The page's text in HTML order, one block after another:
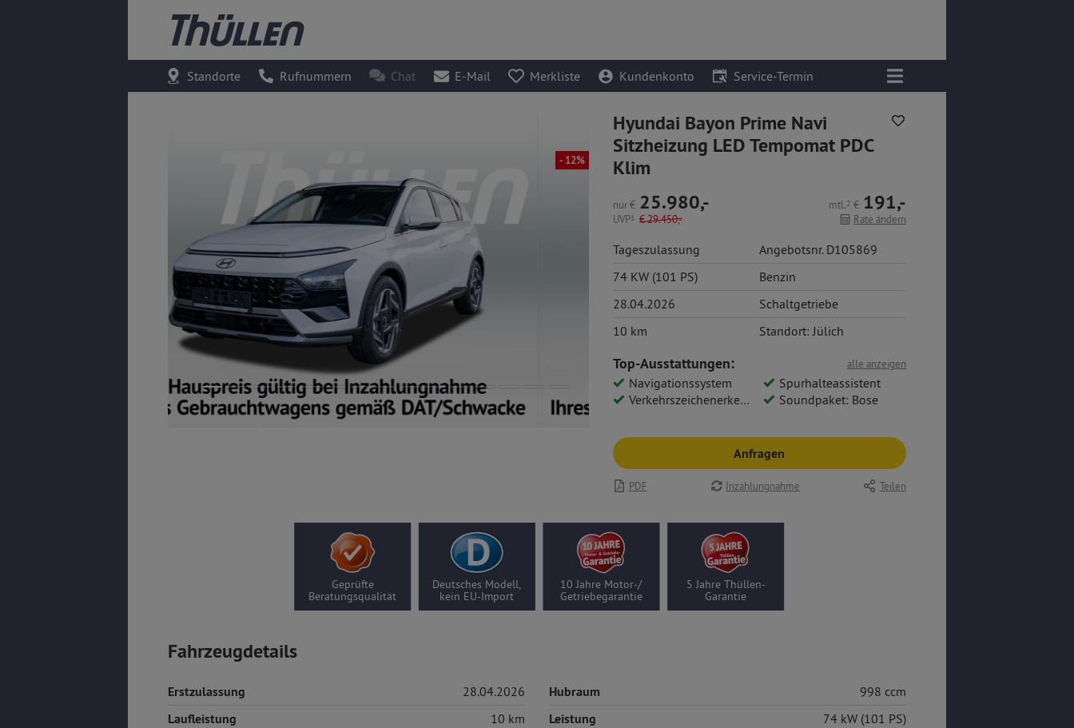
Standorte Rufnummern Chat E-Mail Merkliste Kundenkonto Service-Termin
- 12%
Hyundai Bayon Prime Navi
Sitzheizung LED Tempomat PDC
Klim
nur € 25.980,-
UVP1 €29.450,-
mtl.2 € 191,-
Rate ändern
Tageszulassung
Angebotsnr. D105869
74 KW (101 PS)
Benzin
28.04.2026
Schaltgetriebe
10 km
Standort: Jülich
alle anzeigen
Top-Ausstattungen:
Navigationssystem
Spurhalteassistent
Verkehrszeichenerkennung
Soundpaket: Bose
Anfragen
PDF Inzahlungnahme Teilen
Geprüfte
Beratungsqualität
Deutsches Modell,
kein EU-Import
10 Jahre Motor-/
Getriebegarantie
5 Jahre Thüllen-
Garantie
Fahrzeugdetails
Erstzulassung 28.04.2026
Laufleistung 10 km
Hubraum 998 ccm
Leistung 74 kW (101 PS)